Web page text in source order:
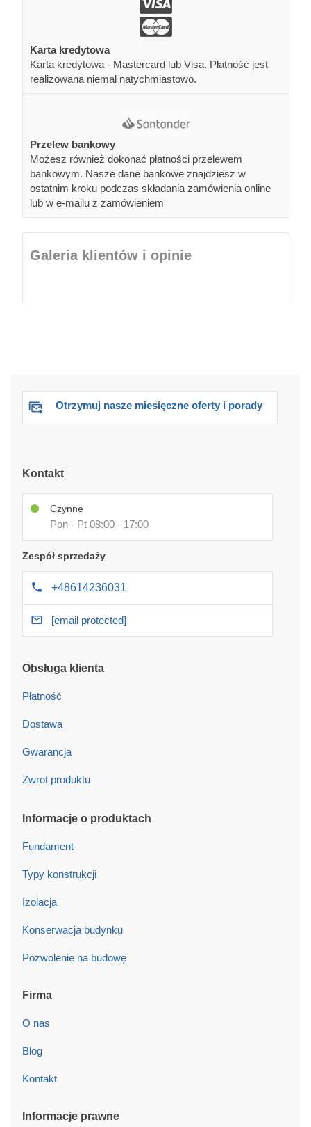
Karta kredytowa
Karta kredytowa - Mastercard lub Visa. Płatność jest
realizowana niemal natychmiastowo.
Przelew bankowy
Możesz również dokonać płatności przelewem
bankowym. Nasze dane bankowe znajdziesz w
ostatnim kroku podczas składania zamówienia online
lub w e-mailu z zamówieniem
Galeria klientów i opinie
Otrzymuj nasze miesięczne oferty i porady
Kontakt
Czynne
Pon - Pt 08:00 - 17:00
Zespół sprzedaży
+48614236031
[email protected]
Obsługa klienta
Płatność
Dostawa
Gwarancja
Zwrot produktu
Informacje o produktach
Fundament
Typy konstrukcji
Izolacja
Konserwacja budynku
Pozwolenie na budowę
Firma
O nas
Blog
Kontakt
Informacje prawne